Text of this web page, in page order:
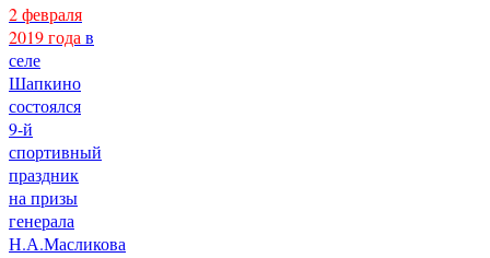
2 февраля
2019 года в
селе
Шапкино
состоялся
9-й
спортивный
праздник
на призы
генерала
Н.А.Масликова